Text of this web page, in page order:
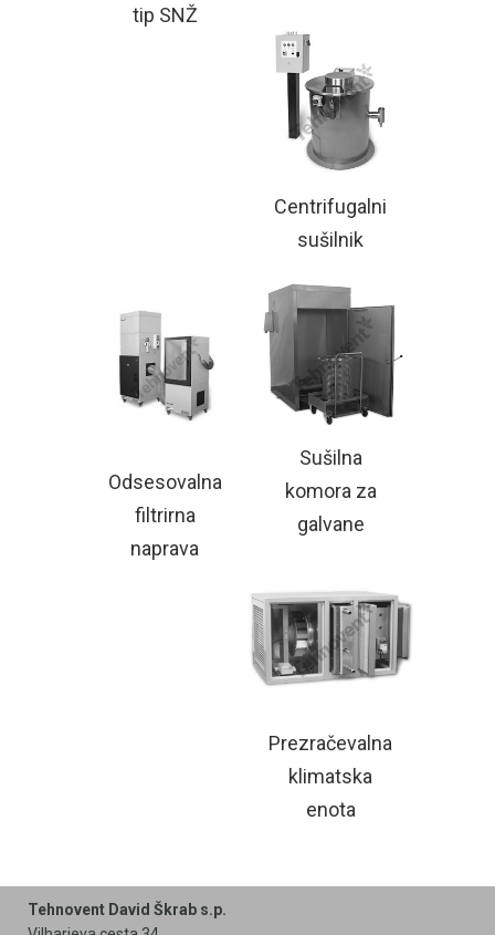
tip SNŽ
Centrifugalni
sušilnik
Odsesovalna
filtrirna
naprava
Sušilna
komora za
galvane
Prezračevalna
klimatska
enota
Tehnovent David Škrab s.p.